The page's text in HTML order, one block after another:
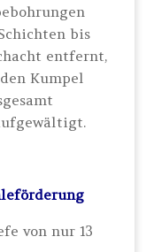
bis
entfernt,
Kumpel
von nur 13